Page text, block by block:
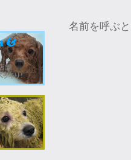
名前を呼ぶ